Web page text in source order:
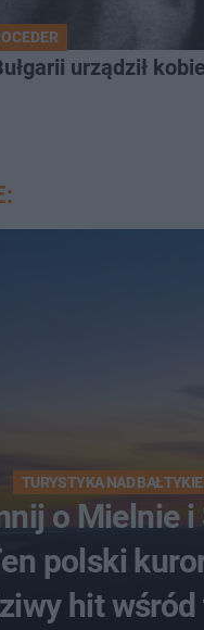
urządził
TURYSTYKA NAD
o Mielnie i
polski
hit